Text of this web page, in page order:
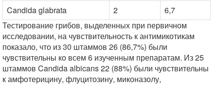
Candida glabrata
2
6,7
Тестирование грибов, выделенных при первичном
исследовании, на чувствительность к антимикотикам
показало, что из 30 штаммов 26 (86,7%) были
чувствительны ко всем 6 изученным препаратам. Из 25
штаммов Candida albicans 22 (88%) были чувствительны
к амфотерицину, флуцитозину, миконазолу,